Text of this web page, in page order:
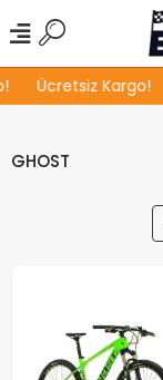
Ücretsiz Kargo!
GHOST